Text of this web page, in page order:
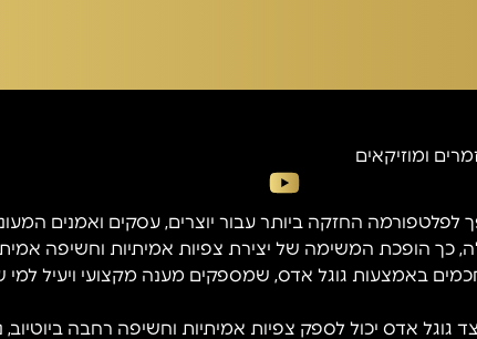
ומוזיקאים
לפלטפורמה החזקה ביותר עבור יוצרים, עסקים ואמנים
הופכת המשימה של יצירת צפיות אמיתיות וחשיפה
באמצעות גוגל אדס, שמספקים מענה מקצועי ויעיל למי
גוגל אדס יכול לספק צפיות אמיתיות וחשיפה רחבה